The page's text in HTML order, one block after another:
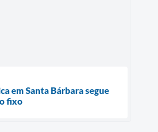
em Santa Bárbara segue
fixo